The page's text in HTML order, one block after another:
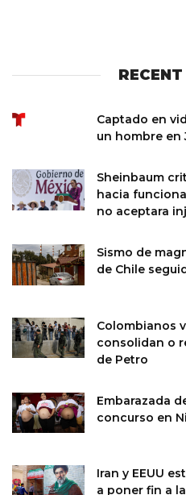
Captado en
un hombre en
Sheinbaum
hacia
no aceptara
Sismo de
de Chile
Colombianos
consolidan o
de Petro
Embarazada
concurso en
Iran y EEUU
a poner fin a